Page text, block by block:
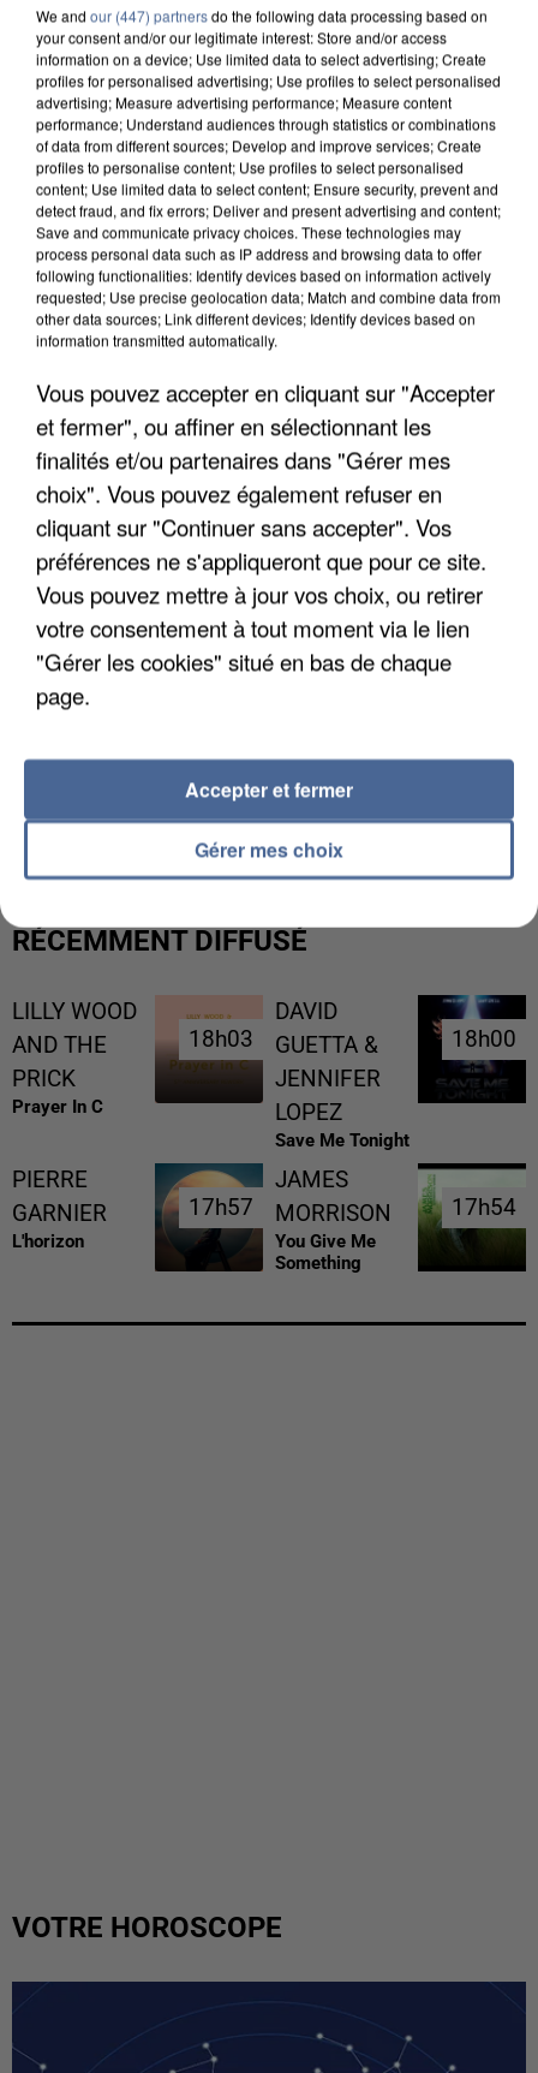
UN SECOND CADRE DE LA DZ MAFIA
INTERPELLÉ EN ALGÉRIE
UNE TOURISTE DE L’OISE EMPORTÉE PAR UNE
COULÉE DE BOUE EN HAUTE-SAVOIE
RÉCEMMENT DIFFUSÉ
LILLY WOOD
AND THE
PRICK
Prayer In C
18h03
18h03
DAVID
GUETTA &
JENNIFER
LOPEZ
Save Me Tonight
18h00
18h00
PIERRE
GARNIER
L'horizon
17h57
17h57
JAMES
MORRISON
You Give Me
Something
17h54
17h54
VOTRE HOROSCOPE
We and our (447) partnersdo the following data processing based on
your consent and/or our legitimate interest: Store and/or access
information on a device; Use limited data to select advertising; Create
profiles for personalised advertising; Use profiles to select personalised
advertising; Measure advertising performance; Measure content
performance; Understand audiences through statistics or combinations
of data from different sources; Develop and improve services; Create
profiles to personalise content; Use profiles to select personalised
content; Use limited data to select content; Ensure security, prevent and
detect fraud, and fix errors; Deliver and present advertising and content;
Save and communicate privacy choices. These technologies may
process personal data such as IP address and browsing data to offer
following functionalities: Identify devices based on information actively
requested; Use precise geolocation data; Match and combine data from
other data sources; Link different devices; Identify devices based on
information transmitted automatically.
Vous pouvez accepter en cliquant sur "Accepter
et fermer", ou affiner en sélectionnant les
finalités et/ou partenaires dans "Gérer mes
choix". Vous pouvez également refuser en
cliquant sur "Continuer sans accepter". Vos
préférences ne s'appliqueront que pour ce site.
Vous pouvez mettre à jour vos choix, ou retirer
votre consentement à tout moment via le lien
"Gérer les cookies" situé en bas de chaque
page.
Gérer mes choix
Accepter et fermer